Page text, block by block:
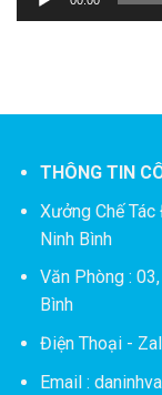
THÔNG TIN
Xưởng Chế Tác
Ninh Bình
Văn Phòng :
Bình
Điện Thoại -
Email :